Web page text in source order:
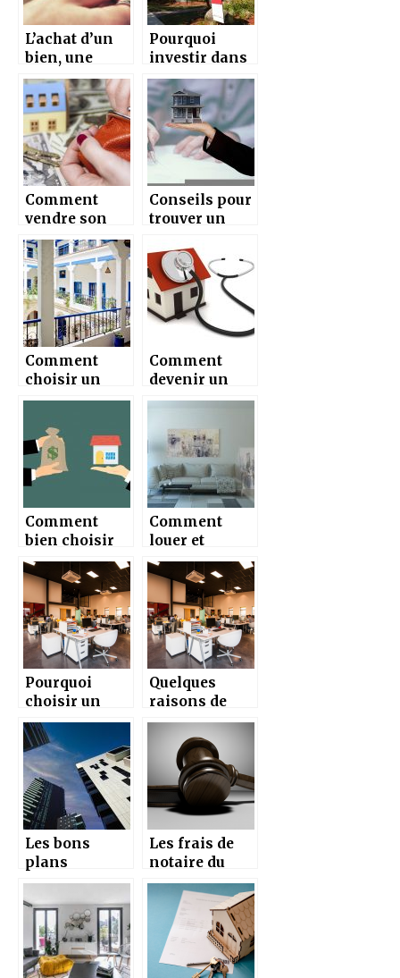
L’achat d’un
bien, une
étape qui
nécessite des
conseils
avisés
Pourquoi
investir dans
des
rénovations
avant de
vendre son
bien
immobilier?
Comment
vendre son
bien
immobilier ?
Conseils pour
trouver un
immobilier
Comment
choisir un
riad au Maroc
Comment
devenir un
meilleur
r immobilier ?
Comment
bien choisir
un local
commercial ?
Comment
louer et
trouver un
logement en
Suisse ?
Pourquoi
choisir un
moteur de
recherche
immobilier ?
Quelques
raisons de
faire de
l’immobilier
d’entreprise
Les bons
plans
immobiers du
Nord de
l’Isère
Les frais de
notaire du
marchand de
biens